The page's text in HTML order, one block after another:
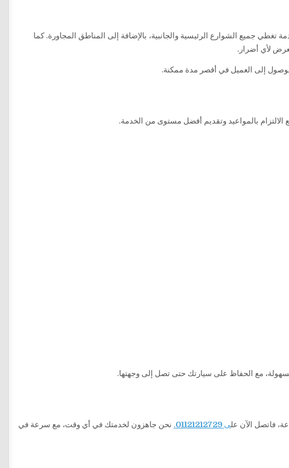
جميع الشوارع الرئيسية والجانبية، بالإضافة إلى المناطق المجاورة. كما
لأي أضرار.
إلى العميل في أقصر مدة ممكنة.
بالمواعيد وتقديم أفضل مستوى من الخدمة.
مع الحفاظ على سيارتك حتى تصل إلى وجهتها.
ى01121212729
. نحن جاهزون لخدمتك في أي وقت، مع سرعة في